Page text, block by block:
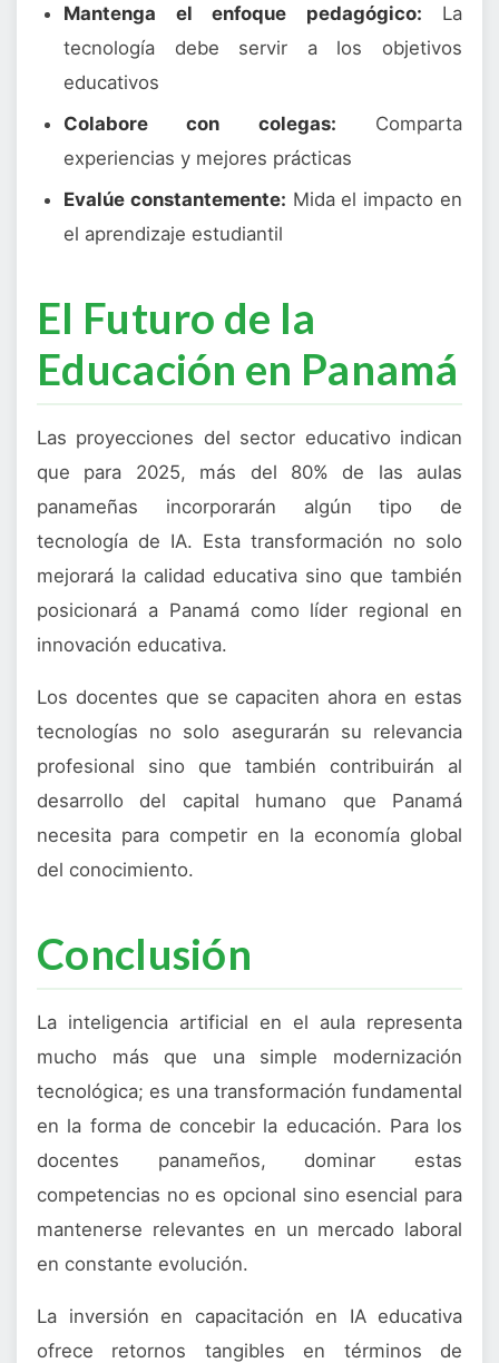
Mantenga el enfoque pedagógico: La
tecnología debe servir a los objetivos
educativos
Colabore con colegas: Comparta
experiencias y mejores prácticas
Evalúe constantemente: Mida el impacto en
el aprendizaje estudiantil
El Futuro de la
Educación en Panamá
Las proyecciones del sector educativo indican
que para 2025, más del 80% de las aulas
panameñas incorporarán algún tipo de
tecnología de IA. Esta transformación no solo
mejorará la calidad educativa sino que también
posicionará a Panamá como líder regional en
innovación educativa.
Los docentes que se capaciten ahora en estas
tecnologías no solo asegurarán su relevancia
profesional sino que también contribuirán al
desarrollo del capital humano que Panamá
necesita para competir en la economía global
del conocimiento.
Conclusión
La inteligencia artificial en el aula representa
mucho más que una simple modernización
tecnológica; es una transformación fundamental
en la forma de concebir la educación. Para los
docentes panameños, dominar estas
competencias no es opcional sino esencial para
mantenerse relevantes en un mercado laboral
en constante evolución.
La inversión en capacitación en IA educativa
ofrece retornos tangibles en términos de